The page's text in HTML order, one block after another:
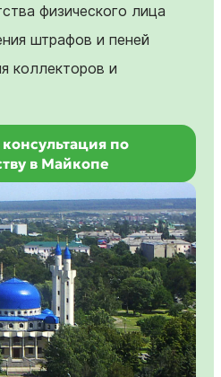
физического лица
штрафов и пеней
коллекторов и
по
в Майкопе